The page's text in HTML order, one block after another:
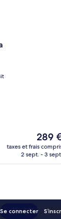
Le
prix
289
taxes et frais
2 sept. - 3
Se connecter